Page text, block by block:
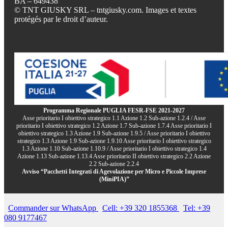
© TNT GIUSKY SRL – tntgiusky.com. Images et textes
protégés par le droit d’auteur.
Programma Regionale PUGLIA FESR-FSE 2021-2027
Asse prioritario I obiettivo strategico 1.1 Azione 1.2 Sub-azione 1.2.4 / Asse
prioritario I obiettivo strategico 1.2 Azione 1.7 Sub-azione 1.7.4 Asse prioritario I
obiettivo strategico 1.3 Azione 1.9 Sub-azione 1.9.5 / Asse prioritario I obiettivo
strategico 1.3 Azione 1.9 Sub-azione 1.9.10 Asse prioritario I obiettivo strategico
1.3 Azione 1.10 Sub-azione 1.10.9 / Asse prioritario I obiettivo strategico 1.4
Azione 1.13 Sub-azione 1.13.4 Asse prioritario II obiettivo strategico 2.2 Azione
2.2 Sub-azione 2.2.4
Avviso “Pacchetti Integrati di Agevolazione per Micro e Piccole Imprese
(MiniPIA)”
Commander sur WhatsApp Cell: +39 320 1855368
Tel: +39
080 9177467